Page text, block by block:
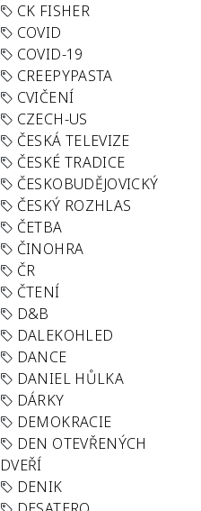
CK FISHER
COVID
COVID-19
CREEPYPASTA
CVIČENÍ
CZECH-US
ČESKÁ TELEVIZE
ČESKÉ TRADICE
ČESKOBUDĚJOVICKÝ
ČESKÝ ROZHLAS
ČETBA
ČINOHRA
ČR
ČTENÍ
D&B
DALEKOHLED
DANCE
DANIEL HŮLKA
DÁRKY
DEMOKRACIE
DEN OTEVŘENÝCH
DVEŘÍ
DENIK